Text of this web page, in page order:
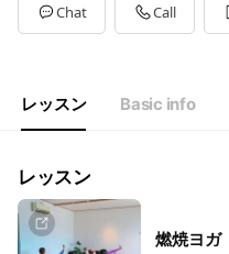
Chat Call
レッスン Basic info
レッスン
燃焼ヨガ